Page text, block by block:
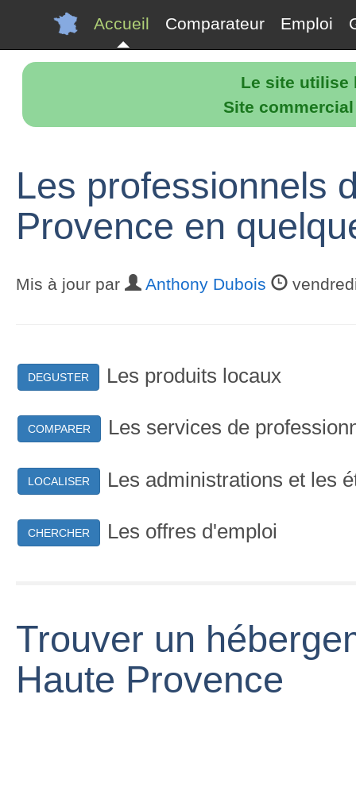
Le site utilise
Site
Accueil Comparateur Emploi
Les professionnels
Provence en
Mis à jour par Anthony Dubois
DEGUSTER Les produits locaux
COMPARER Les services de
LOCALISER Les administrations et les
CHERCHER Les offres d'emploi
Trouver un
Haute Provence